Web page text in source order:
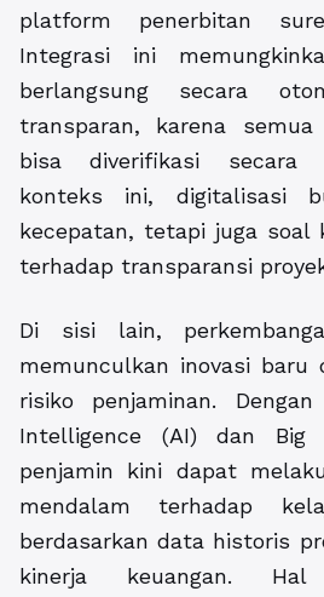
platform penerbitan
Integrasi ini
berlangsung secara
transparan, karena semua
bisa diverifikasi secara
konteks ini, digitalisasi
kecepatan, tetapi juga soal
terhadap transparansi
Di sisi lain,
memunculkan inovasi baru
risiko penjaminan.
Intelligence (AI) dan Big
penjamin kini dapat
mendalam terhadap
berdasarkan data historis
kinerja keuangan.